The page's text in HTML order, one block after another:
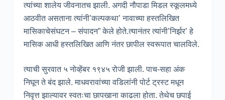
त्यांच्या शालेय जीवनातच झाली. अगदी नौपाडा मिडल स्कूलमध्ये
आठवीत असताना त्यांनी’कल्पकथा’ नावाच्या हस्तलिखित
मासिकाचेसंघटन – संपादन” केले होते.त्यानंतर त्यांनी’निर्झर’ हे
मासिक आधी हस्तलिखित आणि नंतर छापील स्वरूपात चालविले.
त्याची सुरवात ५ नोव्हेंबर १९४५ रोजी झाली. पाच-सहा अंक
निघून ते बंद झाले. माधवरावांच्या वडिलांनी पोर्ट ट्रस्ट मधून
निवृत्त झाल्यावर स्वतःचा छापखाना काढला होता. तेथेच छपाई